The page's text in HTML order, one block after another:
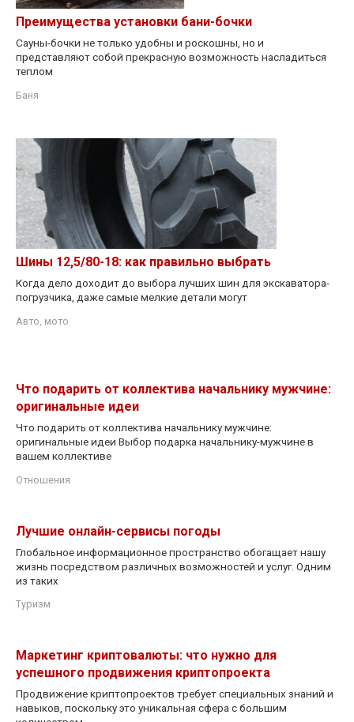
Преимущества установки бани-бочки
Сауны-бочки не только удобны и роскошны, но и
представляют собой прекрасную возможность насладиться
теплом
Баня
Шины 12,5/80-18: как правильно выбрать
Когда дело доходит до выбора лучших шин для экскаватора-
погрузчика, даже самые мелкие детали могут
Авто, мото
Что подарить от коллектива начальнику мужчине:
оригинальные идеи
Что подарить от коллектива начальнику мужчине:
оригинальные идеи Выбор подарка начальнику-мужчине в
вашем коллективе
Отношения
Лучшие онлайн-сервисы погоды
Глобальное информационное пространство обогащает нашу
жизнь посредством различных возможностей и услуг. Одним
из таких
Туризм
Маркетинг криптовалюты: что нужно для
успешного продвижения криптопроекта
Продвижение криптопроектов требует специальных знаний и
навыков, поскольку это уникальная сфера с большим